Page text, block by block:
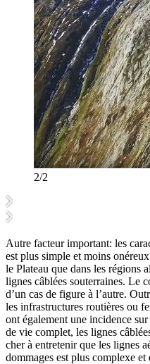
2/2
Autre facteur important: les
est plus simple et moins
le Plateau que dans les régions
lignes câblées souterraines. Le
d’un cas de figure à l’autre.
les infrastructures routières ou
ont également une incidence
de vie complet, les lignes
cher à entretenir que les lignes
dommages est plus complexe